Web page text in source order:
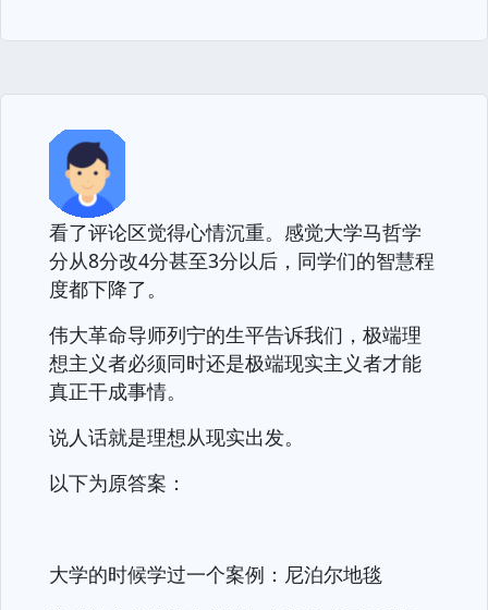
看了评论区觉得心情沉重。感觉大学马哲学
分从8分改4分甚至3分以后，同学们的智慧程
度都下降了。
伟大革命导师列宁的生平告诉我们，极端理
想主义者必须同时还是极端现实主义者才能
真正干成事情。
说人话就是理想从现实出发。
以下为原答案：
大学的时候学过一个案例：尼泊尔地毯